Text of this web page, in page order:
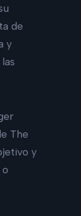
de
y
The
y